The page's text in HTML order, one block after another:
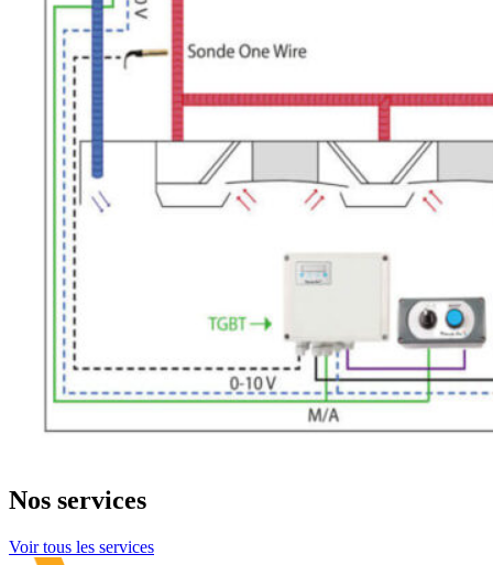
Nos services
Voir tous les services